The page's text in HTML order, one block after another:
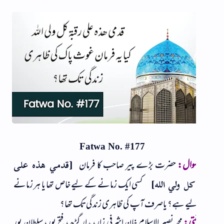
Fatwa No. #177
حضرت بڑے پیر صاحب کا فرمان [قدمي هذه علی
کل ولي الله] کسی ایک زمانے کے لیے خاص تھا یا ہر زمانے
ہے؟ یاصرف آپ کی ظاہری زندگی تک تھا؟